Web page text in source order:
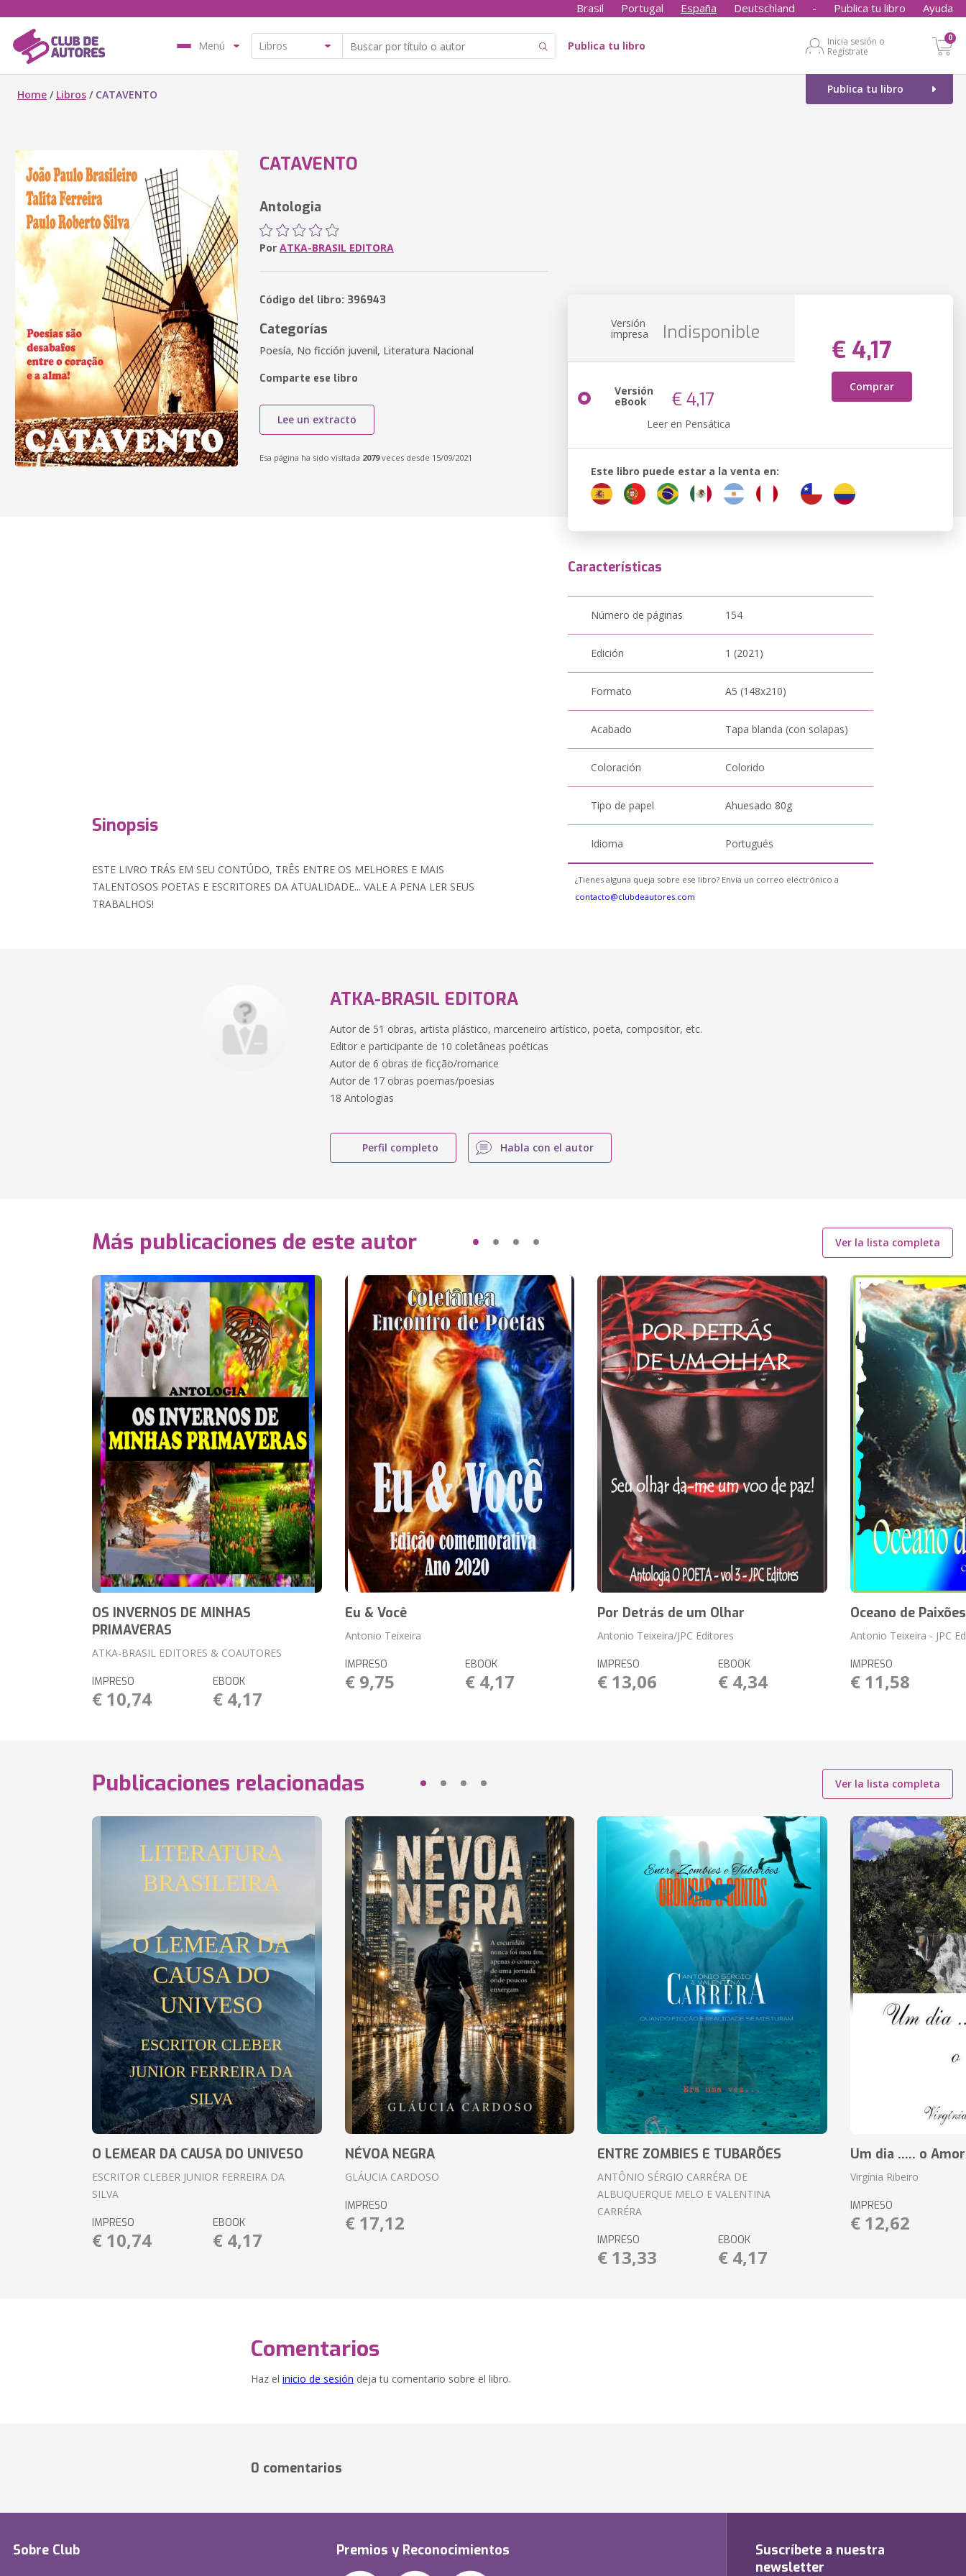
Brasil Portugal España Deutschland - Publica tu libro Ayuda
Menú Publica tu libro
Inicia sesión o
Regístrate
0
Publica tu libro
Home / Libros / CATAVENTO
CATAVENTO
Antologia
Por ATKA-BRASIL EDITORA
Código del libro: 396943
Categorías
Poesía, No ficción juvenil, Literatura Nacional
Comparte ese libro
Lee un extracto
Esa página ha sido visitada 2079veces desde 15/09/2021
Versión
impresa Indisponible
€ 4,17
Comprar
Versión
eBook € 4,17
Leer en Pensática
Este libro puede estar a la venta en:
Sinopsis
ESTE LIVRO TRÁS EM SEU CONTÚDO, TRÊS ENTRE OS MELHORES E MAIS
TALENTOSOS POETAS E ESCRITORES DA ATUALIDADE... VALE A PENA LER SEUS
TRABALHOS!
Características
Número de páginas 154
Edición 1 (2021)
Formato A5 (148x210)
Acabado Tapa blanda (con solapas)
Coloración Colorido
Tipo de papel Ahuesado 80g
Idioma Portugués
¿Tienes alguna queja sobre ese libro? Envía un correo electrónico a
contacto@clubdeautores.com
ATKA-BRASIL EDITORA
Autor de 51 obras, artista plástico, marceneiro artístico, poeta, compositor, etc.
Editor e participante de 10 coletâneas poéticas
Autor de 6 obras de ficção/romance
Autor de 17 obras poemas/poesias
18 Antologias
Perfil completo Habla con el autor
Más publicaciones de este autor Ver la lista completa
OS INVERNOS DE MINHAS
PRIMAVERAS
ATKA-BRASIL EDITORES & COAUTORES
IMPRESO
€ 10,74
EBOOK
€ 4,17
Eu & Você
Antonio Teixeira
IMPRESO
€ 9,75
EBOOK
€ 4,17
Por Detrás de um Olhar
Antonio Teixeira/JPC Editores
IMPRESO
€ 13,06
EBOOK
€ 4,34
Oceano de Paixões
Antonio Teixeira - JPC
IMPRESO
€ 11,58
Publicaciones relacionadas Ver la lista completa
O LEMEAR DA CAUSA DO UNIVESO
ESCRITOR CLEBER JUNIOR FERREIRA DA
SILVA
IMPRESO
€ 10,74
EBOOK
€ 4,17
NÉVOA NEGRA
GLÁUCIA CARDOSO
IMPRESO
€ 17,12
ENTRE ZOMBIES E TUBARÕES
ANTÔNIO SÉRGIO CARRÉRA DE
ALBUQUERQUE MELO E VALENTINA
CARRÉRA
IMPRESO
€ 13,33
EBOOK
€ 4,17
Um dia ..... o Amor
Virgínia Ribeiro
IMPRESO
€ 12,62
Comentarios
Haz el inicio de sesión deja tu comentario sobre el libro.
0 comentarios
Sobre Club Premios y Reconocimientos
Suscríbete a nuestra
newsletter